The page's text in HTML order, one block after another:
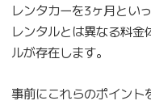
レンタカーを3ヶ月とい
レンタルとは異なる料
ルが存在します。
事前にこれらのポイント